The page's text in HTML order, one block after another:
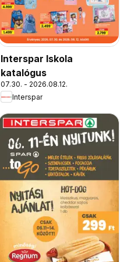
Interspar Iskola
katalógus
07.30. - 2026.08.12.
Interspar